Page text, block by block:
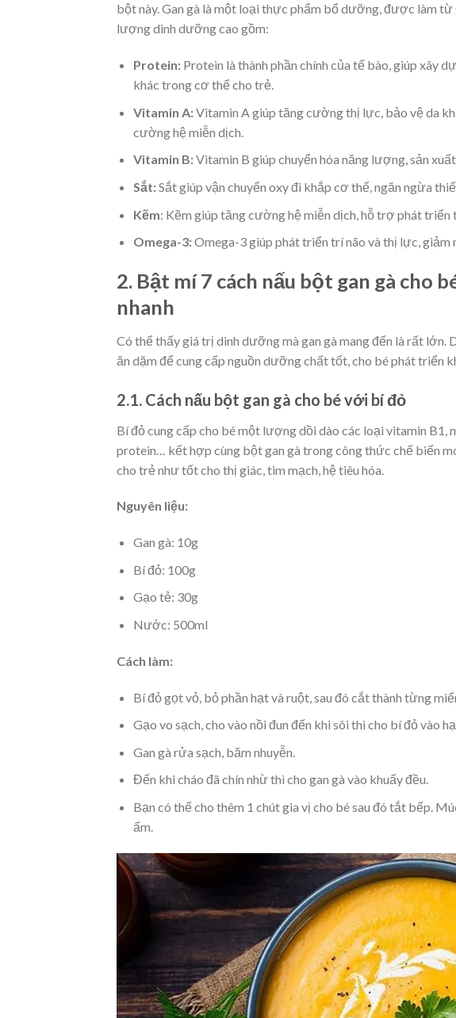
bột này. Gan gà là một loại thực phẩm bổ dưỡng, được làm từ
lượng dinh dưỡng cao gồm:
Protein:Protein là thành phần chính của tế bào, giúp xây
khác trong cơ thể cho trẻ.
Vitamin A:Vitamin A giúp tăng cường thị lực, bảo vệ da
cường hệ miễn dịch.
Vitamin B:Vitamin B giúp chuyển hóa năng lượng, sản
Sắt:Sắt giúp vận chuyển oxy đi khắp cơ thể, ngăn ngừa
Kẽm: Kẽm giúp tăng cường hệ miễn dịch, hỗ trợ phát triển
Omega-3:Omega-3 giúp phát triển trí não và thị lực, giảm
2. Bật mí 7 cách nấu bột gan gà cho
nhanh
Có thể thấy giá trị dinh dưỡng mà gan gà mang đến là rất lớn.
ăn dặm để cung cấp nguồn dưỡng chất tốt, cho bé phát triển
2.1. Cách nấu bột gan gà cho bé với bí đỏ
Bí đỏ cung cấp cho bé một lượng dồi dào các loại vitamin B1,
protein… kết hợp cùng bột gan gà trong công thức chế biến
cho trẻ như tốt cho thị giác, tim mạch, hệ tiêu hóa.
Nguyên liệu:
Gan gà: 10g
Bí đỏ: 100g
Gạo tẻ: 30g
Nước: 500ml
Cách làm:
Bí đỏ gọt vỏ, bỏ phần hạt và ruột, sau đó cắt thành từng
Gạo vo sạch, cho vào nồi đun đến khi sôi thì cho bí đỏ vào
Gan gà rửa sạch, băm nhuyễn.
Đến khi cháo đã chín nhừ thì cho gan gà vào khuấy đều.
Bạn có thể cho thêm 1 chút gia vị cho bé sau đó tắt bếp.
ấm.